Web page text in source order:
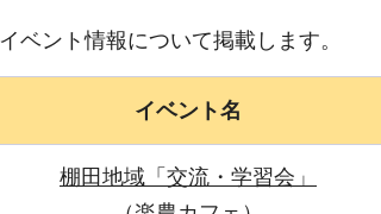
ベント情報について掲載します。
イベント名
棚田地域「交流・学習会」